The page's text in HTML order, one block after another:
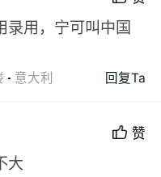
录用，宁可叫中国
意大利 回复Ta
赞
大